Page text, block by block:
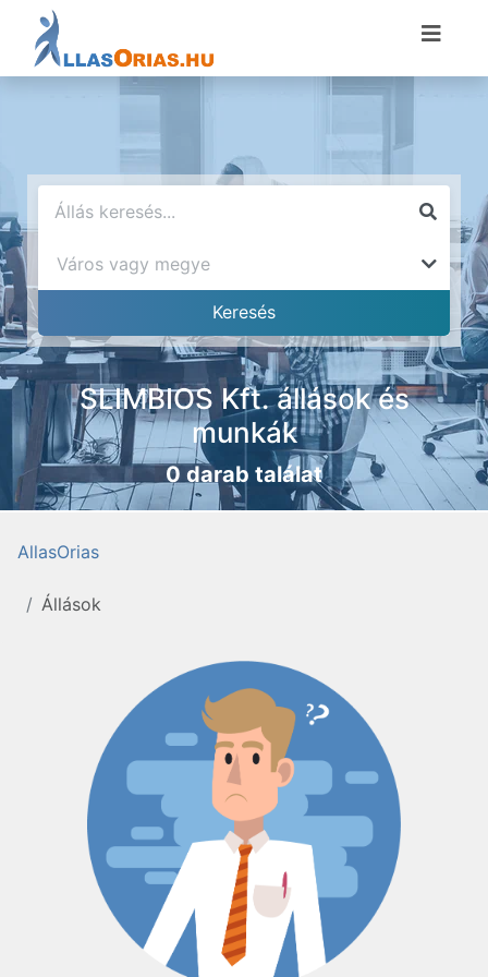
SLIMBIOS Kft. állások és
munkák
0 darab találat
AllasOrias
Állások